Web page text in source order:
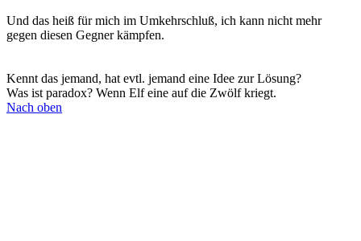
Und das heiß für mich im Umkehrschluß, ich kann nicht mehr
gegen diesen Gegner kämpfen.
Kennt das jemand, hat evtl. jemand eine Idee zur Lösung?
Was ist paradox? Wenn Elf eine auf die Zwölf kriegt.
Nach oben